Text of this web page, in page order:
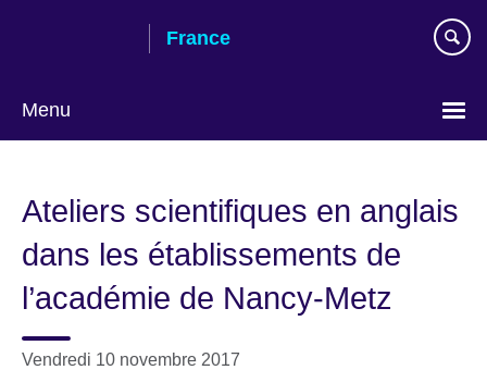
France
Menu
language
Ateliers scientifiques en anglais
dans les établissements de
l’académie de Nancy-Metz
Vendredi 10 novembre 2017